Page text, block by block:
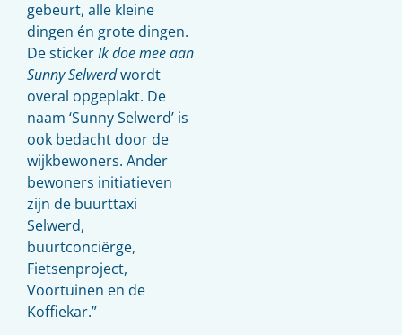
gebeurt, alle kleine
dingen én grote dingen.
De stickerIk doe mee aan
Sunny Selwerdwordt
overal opgeplakt. De
naam ‘Sunny Selwerd’ is
ook bedacht door de
wijkbewoners. Ander
bewoners initiatieven
zijn de buurttaxi
Selwerd,
buurtconciërge,
Fietsenproject,
Voortuinen en de
Koffiekar.”